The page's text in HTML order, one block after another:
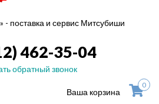
и сервис Митсубиши
462-35-04
обратный звонок
Ваша корзина
0